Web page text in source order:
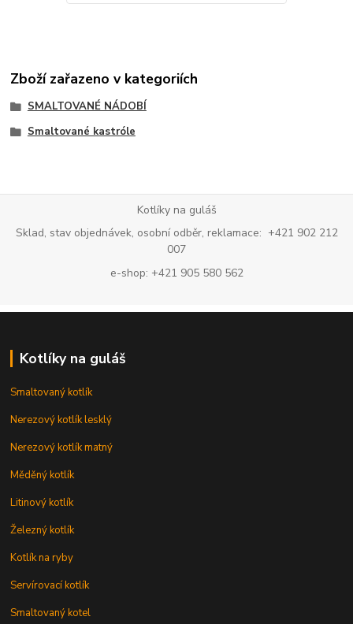
Zboží zařazeno v kategoriích
SMALTOVANÉ NÁDOBÍ
Smaltované kastróle
Kotlíky na guláš
Sklad, stav objednávek, osobní odběr, reklamace: +421 902 212
007
e-shop: +421 905 580 562
Kotlíky na guláš
Smaltovaný kotlík
Nerezový kotlík lesklý
Nerezový kotlík matný
Měděný kotlík
Litinový kotlík
Železný kotlík
Kotlík na ryby
Servírovací kotlík
Smaltovaný kotel